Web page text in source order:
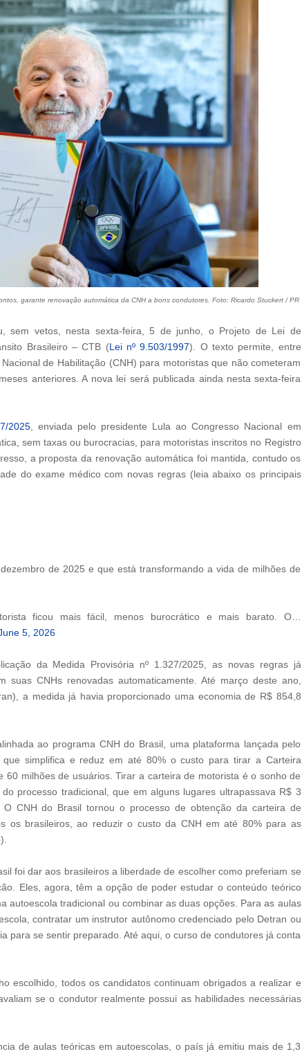
garante renovação automática da CNH a bons condutores. Foto: Ricardo Stuckert / PR
sem vetos, nesta sexta-feira, 5 de junho, o Projeto de Lei de
Brasileiro – CTB (Lei nº 9.503/1997). O texto permite, entre
de Habilitação (CNH) para motoristas que não cometeram
anteriores. A nova lei será publicada ainda nesta sexta-feira
2025, enviada pelo presidente Lula ao Congresso Nacional em
sem taxas ou burocracias, para motoristas inscritos no Registro
a proposta da renovação automática foi mantida, contudo os
do exame médico com novas regras (leia abaixo os principais
de 2025 e que está transformando a vida de milhões de
ficou mais fácil, menos burocrático e mais barato. O…
5, 2026
da Medida Provisória nº 1.327/2025, as novas regras já
suas CNHs renovadas automaticamente. Até março deste ano,
a medida já havia proporcionado uma economia de R$ 854,8
ao programa CNH do Brasil, uma plataforma lançada pelo
simplifica e reduz em até 80% o custo para tirar a Carteira
60 milhões de usuários. Tirar a carteira de motorista é o sonho de
processo tradicional, que em alguns lugares ultrapassava R$ 3
CNH do Brasil tornou o processo de obtenção da carteira de
os brasileiros, ao reduzir o custo da CNH em até 80% para as
foi dar aos brasileiros a liberdade de escolher como preferiam se
Eles, agora, têm a opção de poder estudar o conteúdo teórico
autoescola tradicional ou combinar as duas opções. Para as aulas
contratar um instrutor autônomo credenciado pelo Detran ou
para se sentir preparado. Até aqui, o curso de condutores já conta
escolhido, todos os candidatos continuam obrigados a realizar e
se o condutor realmente possui as habilidades necessárias
de aulas teóricas em autoescolas, o país já emitiu mais de 1,3